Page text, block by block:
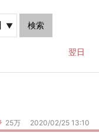
検索
翌日
25万 2020/02/25 13:10